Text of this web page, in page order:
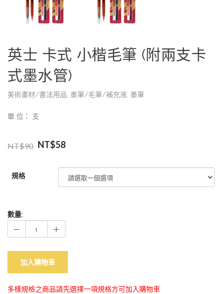
英士 卡式 小楷毛筆 (附兩支卡
式墨水管)
美術畫材/書法用品, 墨筆/毛筆/補充液, 墨筆
單 位： 支
NT$90 NT$58
規格
數量:
加入購物車
多樣規格之商品請先選擇一項規格方可加入購物車